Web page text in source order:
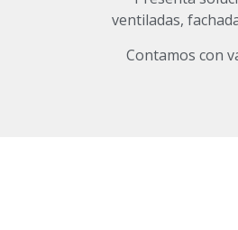
ventiladas,
Contamos con